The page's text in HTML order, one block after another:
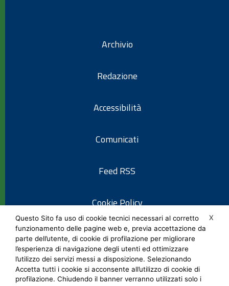
Archivio
Redazione
Accessibilità
Comunicati
Feed RSS
Cookie Policy
Informativa privacy
Note legali
X
Questo Sito fa uso di cookie tecnici necessari al corretto
funzionamento delle pagine web e, previa accettazione da
parte dell’utente, di cookie di profilazione per migliorare
l’esperienza di navigazione degli utenti ed ottimizzare
l’utilizzo dei servizi messi a disposizione. Selezionando
Accetta tutti i cookie si acconsente all’utilizzo di cookie di
profilazione. Chiudendo il banner verranno utilizzati solo i